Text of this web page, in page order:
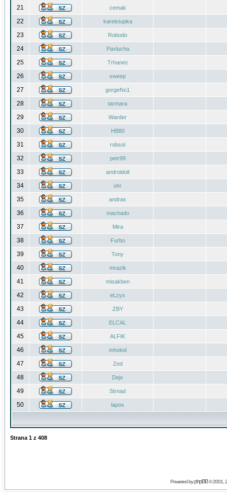
21 cemak
22 karelstupka
23 Robodo
24 Pavlucha
25 Trhanec
26 sweep
27 gorgeNo1
28 tarmara
29 Warder
30 HB80
31 robsol
32 petr99
33 androidoll
34 ohr
35 andras
36 machado
37 Mira
38 Furbo
39 Tony
40 mrazik
41 misakben
42 eLzyx
43 ZBY
44 ELCAL
45 ALFIK
46 mholod
47 Zed
48 Dejv
49 Strnad
50 lapos
Strana 1 z 408
Powered byphpBB© 2001,